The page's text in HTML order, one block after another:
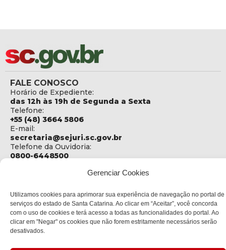
Gerenciar Cookies
Utilizamos cookies para aprimorar sua experiência de navegação no portal de
serviços do estado de Santa Catarina. Ao clicar em “Aceitar”, você concorda
com o uso de cookies e terá acesso a todas as funcionalidades do portal. Ao
clicar em "Negar" os cookies que não forem estritamente necessários serão
desativados.
FALE CONOSCO
Horário de Expediente:
das 12h às 19h de Segunda a Sexta
Telefone:
+55 (48) 3664 5806
E-mail:
secretaria@sejuri.sc.gov.br
Telefone da Ouvidoria:
0800-6448500
Social
Rua Fúlvio Aducci, 1214 - Loja 06
Bairro:
Estreito - Florianópolis - SC
88075-000